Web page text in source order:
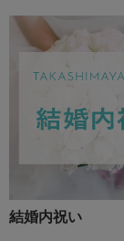
結婚内祝い